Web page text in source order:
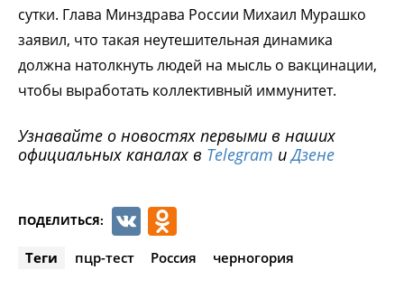
сутки. Глава Минздрава России Михаил Мурашко
заявил, что такая неутешительная динамика
должна натолкнуть людей на мысль о вакцинации,
чтобы выработать коллективный иммунитет.
Узнавайте о новостях первыми в наших
официальных каналах в Telegram иДзене
ПОДЕЛИТЬСЯ: VK
Теги пцр-тест Россия черногория